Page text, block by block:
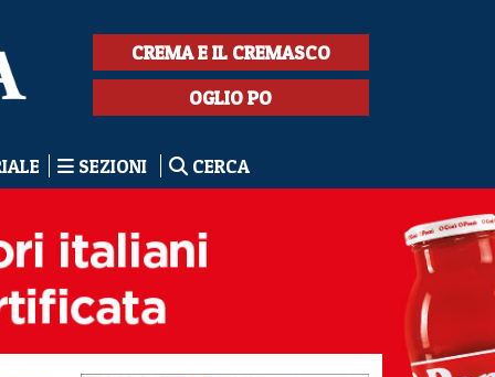
CREMA E IL CREMASCO
OGLIO PO
SEZIONI CERCA